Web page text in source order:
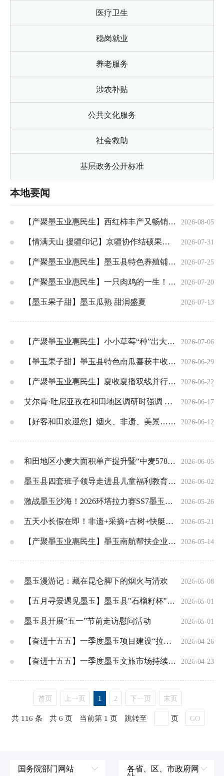
医疗卫生
稳岗就业
养老服务
涉农补贴
公共文化服务
社会救助
基层政务公开标准
本地要闻
2026-08-05
【产聚墨玉业惠民生】西红柿丰产又畅销！墨玉村民科学种出“致富果”
2026-07-31
【情满天山 援疆印记】京疆协作结硕果！墨玉辣椒丰产又增收
2026-07-25
【产聚墨玉业惠民生】墨玉县特色养殖铺富路 家门口就业稳增收
2026-07-20
【产聚墨玉业惠民生】一只肉鸡的一生！见证墨玉肉鸡产业稳步发展
2026-07-13
【墨玉果子甜】墨玉瓜熟 甜润盛夏
2026-07-06
【产聚墨玉业惠民生】小小草莓“种”出大产业！墨玉 “科技草莓”四季甜蜜促增收
2026-06-29
【墨玉果子甜】墨玉县特色南瓜喜获丰收 特色产业铺
2026-06-22
【产聚墨玉业惠民生】夏收夏播双线并行！墨玉县抢抓农时推进三夏生产
2026-06-17
艾尔肯·吐尼亚孜在和田地区调研时强调 突出就业优先 扎实推动高质量发展
2026-06-12
【好客和田欢迎您】烟火、非遗、美景……来墨玉，每一站都有新惊喜！
2026-06-05
和田地区小麦大面积单产提升暨“中麦578”高产观摩培训在墨玉举行
2026-06-02
墨玉县四套班子领导走进县儿童福利教育中心开展“六一”慰问活动
2026-05-26
激战墨玉沙海！2026环塔拉力赛SS7墨玉县沙海老兵赛段圆满收官
2026-05-21
五天小长假在即！非遗+采摘+古树+快艇+钓鱼……墨玉乡村秘境承包你的快乐假期
2026-05-14
【产聚墨玉业惠民生】墨玉南航帮扶企业投产运营！航空用品直供航线促就业
2026-05-08
墨玉漫游记：藏在昆仑脚下的烟火与清欢
2026-05-01
【五月寻景遇见墨玉】墨玉县"石榴籽杯"沙海驿站五人制沙漠足球赛火热开赛
2026-05-01
墨玉县开展“五一”节前走访慰问活动
2026-04-26
【奋进十五五】一季度墨玉项目建设“拉满弦”！开局即冲刺
2026-04-23
【奋进十五五】一季度墨玉文旅市场持续升温！共赴最美“诗和远方”
首页 上一页 1 2 下一页 末页
共 116 条 共 6 页 当前第 1 页 跳转至 页 GO
国务院部门网站
各省、区、市政府网